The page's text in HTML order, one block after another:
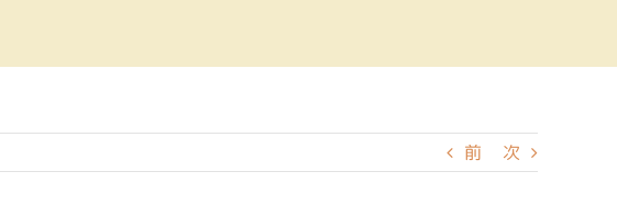
前 次